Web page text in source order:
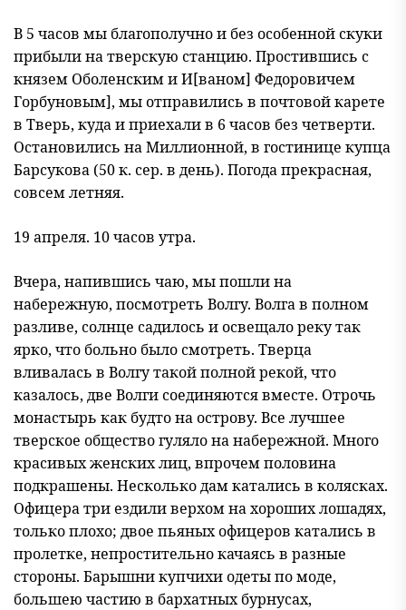
В 5 часов мы благополучно и без особенной скуки
прибыли на тверскую станцию. Простившись с
князем Оболенским и И[ваном] Федоровичем
Горбуновым], мы отправились в почтовой карете
в Тверь, куда и приехали в 6 часов без четверти.
Остановились на Миллионной, в гостинице купца
Барсукова (50 к. сер. в день). Погода прекрасная,
совсем летняя.
19 апреля. 10 часов утра.
Вчера, напившись чаю, мы пошли на
набережную, посмотреть Волгу. Волга в полном
разливе, солнце садилось и освещало реку так
ярко, что больно было смотреть. Тверца
вливалась в Волгу такой полной рекой, что
казалось, две Волги соединяются вместе. Отрочь
монастырь как будто на острову. Все лучшее
тверское общество гуляло на набережной. Много
красивых женских лиц, впрочем половина
подкрашены. Несколько дам катались в колясках.
Офицера три ездили верхом на хороших лошадях,
только плохо; двое пьяных офицеров катались в
пролетке, непростительно качаясь в разные
стороны. Барышни купчихи одеты по моде,
большею частию в бархатных бурнусах,